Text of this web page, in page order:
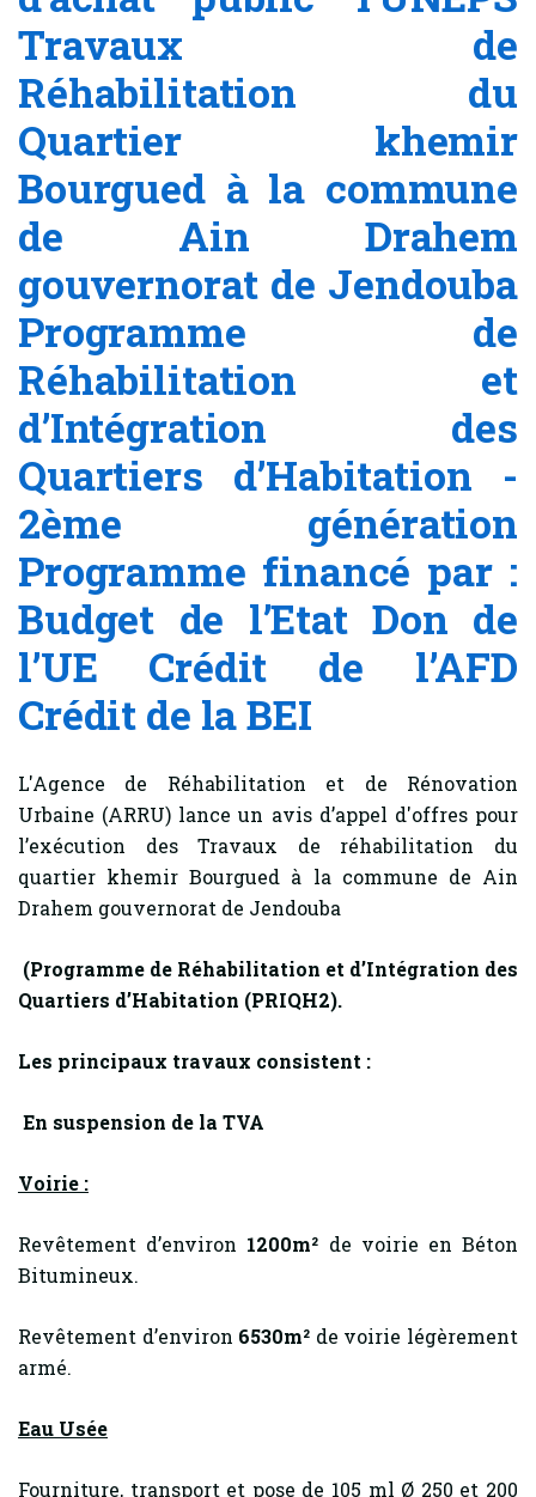
Travaux de
Réhabilitation du
Quartier khemir
Bourgued à la commune
de Ain Drahem
gouvernorat de Jendouba
Programme de
Réhabilitation et
d’Intégration des
Quartiers d’Habitation -
2ème génération
Programme financé par :
Budget de l’Etat Don de
l’UE Crédit de l’AFD
Crédit de la BEI
L'Agence de Réhabilitation et de Rénovation
Urbaine (ARRU) lance un avis d’appel d'offres pour
l’exécution des Travaux de réhabilitation du
quartier khemir Bourgued à la commune de Ain
Drahem gouvernorat de Jendouba
(Programme de Réhabilitation et d’Intégration des
Quartiers d’Habitation (PRIQH2).
Les principaux travaux consistent :
En suspension de la TVA
Voirie :
Revêtement d’environ 1200m² de voirie en Béton
Bitumineux.
Revêtement d’environ 6530m² de voirie légèrement
armé.
Eau Usée
Fourniture, transport et pose de 105 ml Ø 250 et 200